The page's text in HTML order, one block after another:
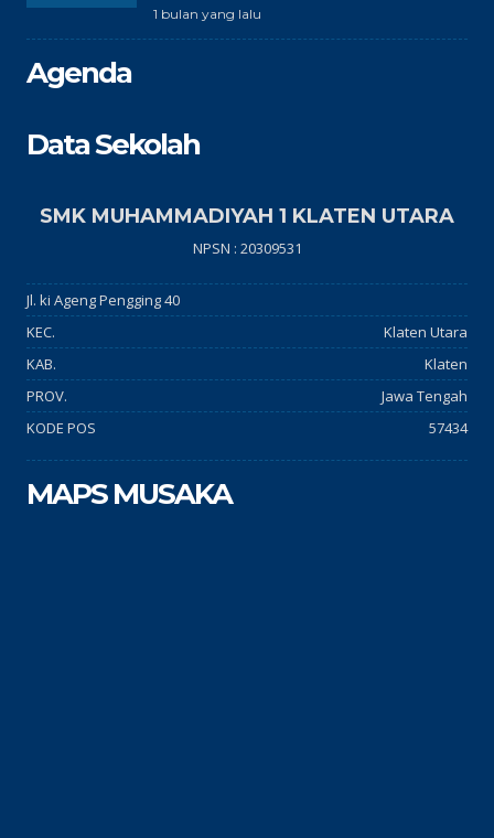
1 bulan yang lalu
Agenda
Data Sekolah
SMK MUHAMMADIYAH 1 KLATEN UTARA
NPSN : 20309531
Jl. ki Ageng Pengging 40
KEC.
Klaten Utara
KAB.
Klaten
PROV.
Jawa Tengah
KODE POS
57434
MAPS MUSAKA